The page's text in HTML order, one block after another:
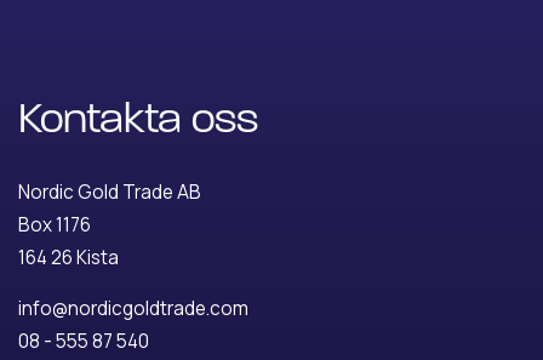
Kontakta oss
Nordic Gold Trade AB
Box 1176
164 26 Kista
info@nordicgoldtrade.com
08 - 555 87 540